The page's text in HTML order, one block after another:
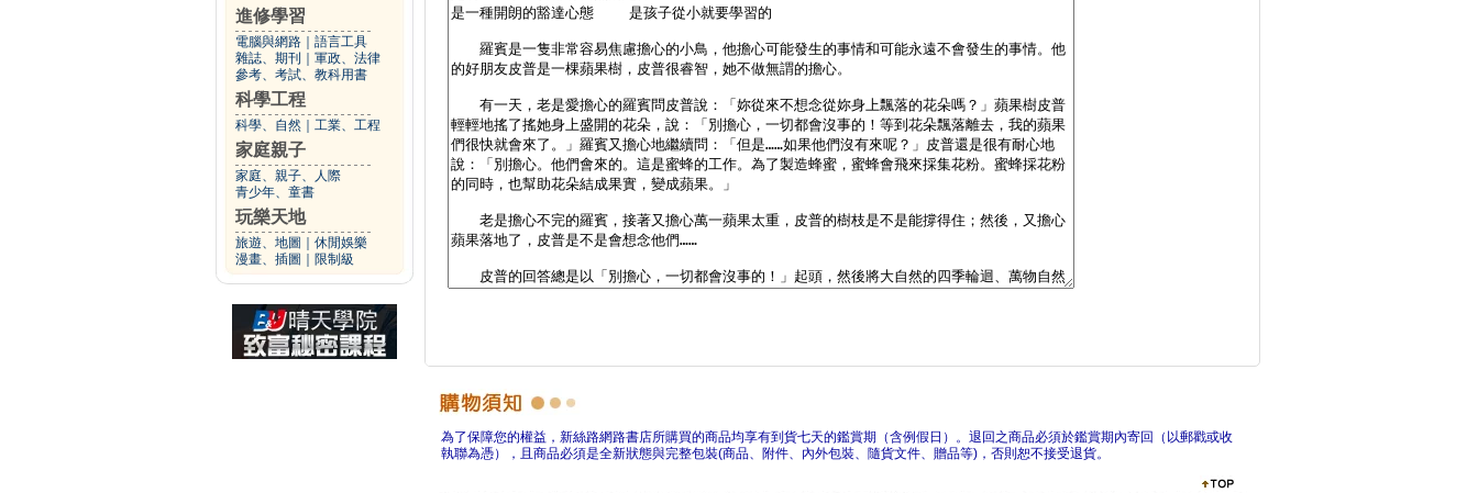
進修學習
電腦與網路
語言工具
雜誌、期刊
軍政、法律
參考、考試、教科用書
科學工程
科學、自然 工業、工程
家庭親子
家庭、親子、人際
青少年、童書
玩樂天地
旅遊、地圖
休閒娛樂
漫畫、插圖
限制級
為了保障您的權益，新絲路網路書店所購買的商品均享有到貨七天的鑑賞期（含例假日）。退回之商品必須於鑑賞期內寄回（以郵戳或收
執聯為憑），且商品必須是全新狀態與完整包裝(商品、附件、內外包裝、隨貨文件、贈品等)，否則恕不接受退貨。